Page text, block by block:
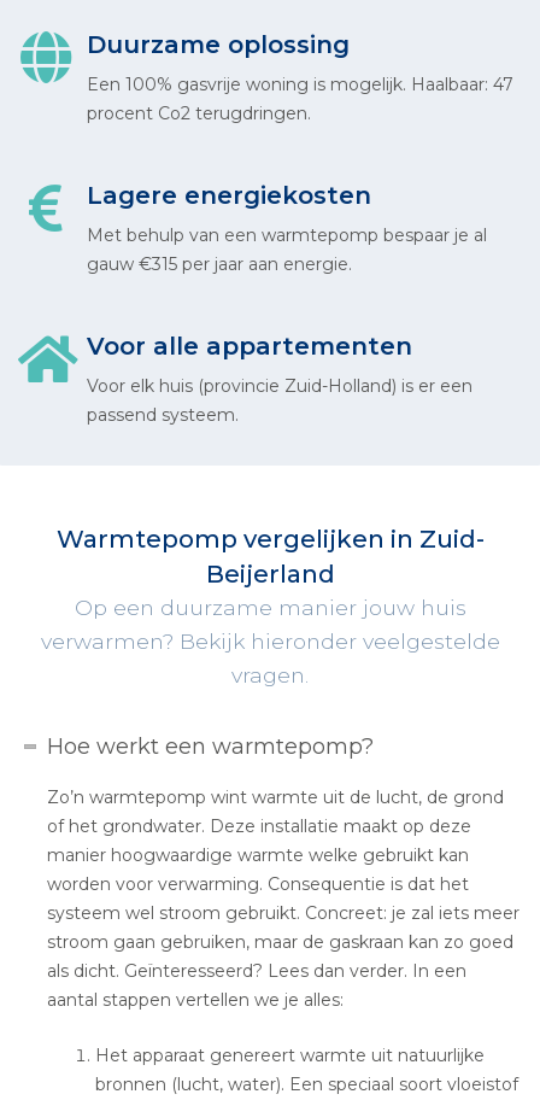
Duurzame oplossing
Een 100% gasvrije woning is mogelijk. Haalbaar: 47
procent Co2 terugdringen.
Lagere energiekosten
Met behulp van een warmtepomp bespaar je al
gauw €315 per jaar aan energie.
Voor alle appartementen
Voor elk huis (provincie Zuid-Holland) is er een
passend systeem.
Warmtepomp vergelijken in Zuid-
Beijerland
Op een duurzame manier jouw huis
verwarmen? Bekijk hieronder veelgestelde
vragen.
Hoe werkt een warmtepomp?
Zo’n warmtepomp wint warmte uit de lucht, de grond
of het grondwater. Deze installatie maakt op deze
manier hoogwaardige warmte welke gebruikt kan
worden voor verwarming. Consequentie is dat het
systeem wel stroom gebruikt. Concreet: je zal iets meer
stroom gaan gebruiken, maar de gaskraan kan zo goed
als dicht. Geïnteresseerd? Lees dan verder. In een
aantal stappen vertellen we je alles:
Het apparaat genereert warmte uit natuurlijke
bronnen (lucht, water). Een speciaal soort vloeistof